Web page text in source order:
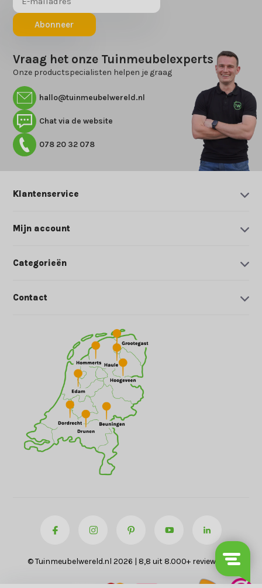
Abonneer
Vraag het onze Tuinmeubelexperts
Onze productspecialisten helpen je graag
hallo@tuinmeubelwereld.nl
Chat via de website
078 20 32 078
Klantenservice
Mijn account
Categorieën
Contact
© Tuinmeubelwereld.nl 2026 | 8,8 uit 8.000+ reviews